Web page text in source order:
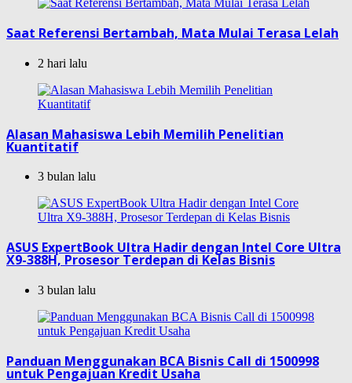
Saat Referensi Bertambah, Mata Mulai Terasa Lelah
2 hari lalu
Alasan Mahasiswa Lebih Memilih Penelitian
Kuantitatif
3 bulan lalu
ASUS ExpertBook Ultra Hadir dengan Intel Core Ultra
X9-388H, Prosesor Terdepan di Kelas Bisnis
3 bulan lalu
Panduan Menggunakan BCA Bisnis Call di 1500998
untuk Pengajuan Kredit Usaha